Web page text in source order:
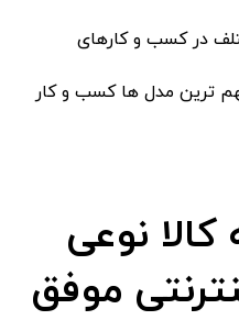
در کسب و کارهای
ترین مدل ها کسب و کار
نوعی
موفق